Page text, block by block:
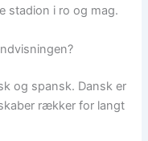
stadion i ro og mag.
og spansk. Dansk er
rækker for langt